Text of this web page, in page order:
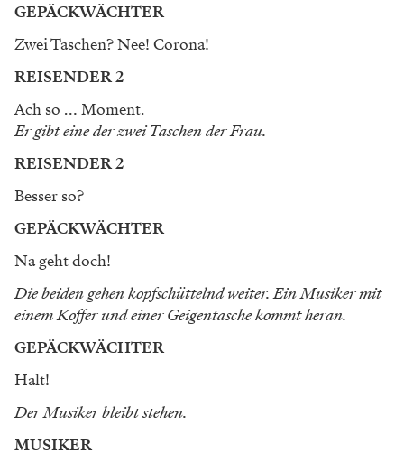
GEPÄCKWÄCHTER
Zwei Taschen? Nee! Corona!
REISENDER 2
Ach so … Moment.
Er gibt eine der zwei Taschen der Frau.
REISENDER 2
Besser so?
GEPÄCKWÄCHTER
Na geht doch!
Die beiden gehen kopfschüttelnd weiter. Ein Musiker mit
einem Koffer und einer Geigentasche kommt heran.
GEPÄCKWÄCHTER
Halt!
Der Musiker bleibt stehen.
MUSIKER